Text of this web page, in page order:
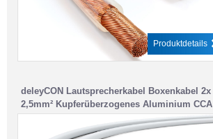
Produktdetails
deleyCON Lautsprecherkabel Boxenkabel 2x
2,5mm² Kupferüberzogenes Aluminium CCA
BauPVO / CPR – Weiß